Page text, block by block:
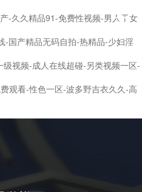
-久久精品91-免费性视频-男人干女
-国产精品无码自拍-热精品-少妇淫
视频-成人在线超碰-另类视频一区-
观看-性色一区-波多野吉衣久久-高